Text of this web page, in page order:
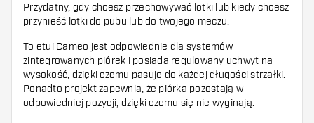
Przydatny, gdy chcesz przechowywać lotki lub kiedy chcesz
przynieść lotki do pubu lub do twojego meczu.
To etui Cameo jest odpowiednie dla systemów
zintegrowanych piórek i posiada regulowany uchwyt na
wysokość, dzięki czemu pasuje do każdej długości strzałki.
Ponadto projekt zapewnia, że piórka pozostają w
odpowiedniej pozycji, dzięki czemu się nie wyginają.